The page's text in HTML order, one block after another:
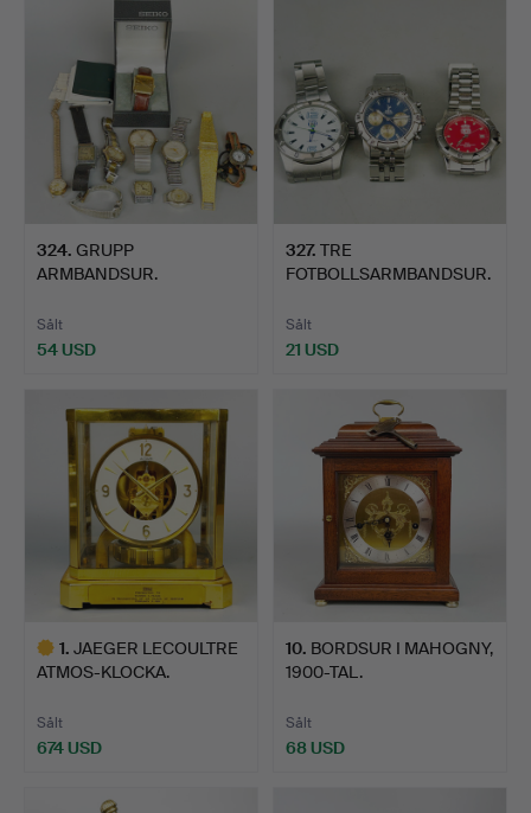
324. GRUPP
ARMBANDSUR.
Sålt
54 USD
327. TRE
FOTBOLLSARMBANDSUR.
Sålt
21 USD
1. JAEGER LECOULTRE
ATMOS-KLOCKA.
Sålt
674 USD
10. BORDSUR I MAHOGNY,
1900-TAL.
Sålt
68 USD